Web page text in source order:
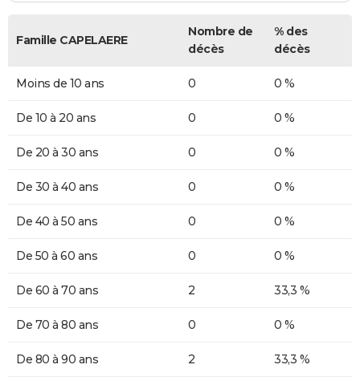
Famille CAPELAERE
Nombre de
décès
% des
décès
Moins de 10 ans 0 0 %
De 10 à 20 ans 0 0 %
De 20 à 30 ans 0 0 %
De 30 à 40 ans 0 0 %
De 40 à 50 ans 0 0 %
De 50 à 60 ans 0 0 %
De 60 à 70 ans 2 33,3 %
De 70 à 80 ans 0 0 %
De 80 à 90 ans 2 33,3 %